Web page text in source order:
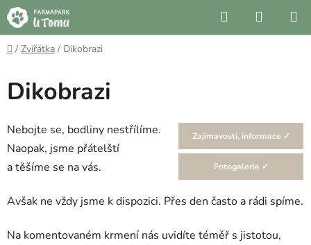
Přejít
na
obsah
Hledat
KOŠÍK
Domů
/ Zvířátka / Dikobrazi
Dikobrazi
Zajímavosti, informace ✓
Fotogalerie ✓
Nebojte se, bodliny nestřílíme.
Naopak, jsme přátelští
a těšíme se na vás.
Avšak ne vždy jsme k dispozici. Přes den často a rádi spíme.
Na komentovaném krmení nás uvidíte téměř s jistotou,